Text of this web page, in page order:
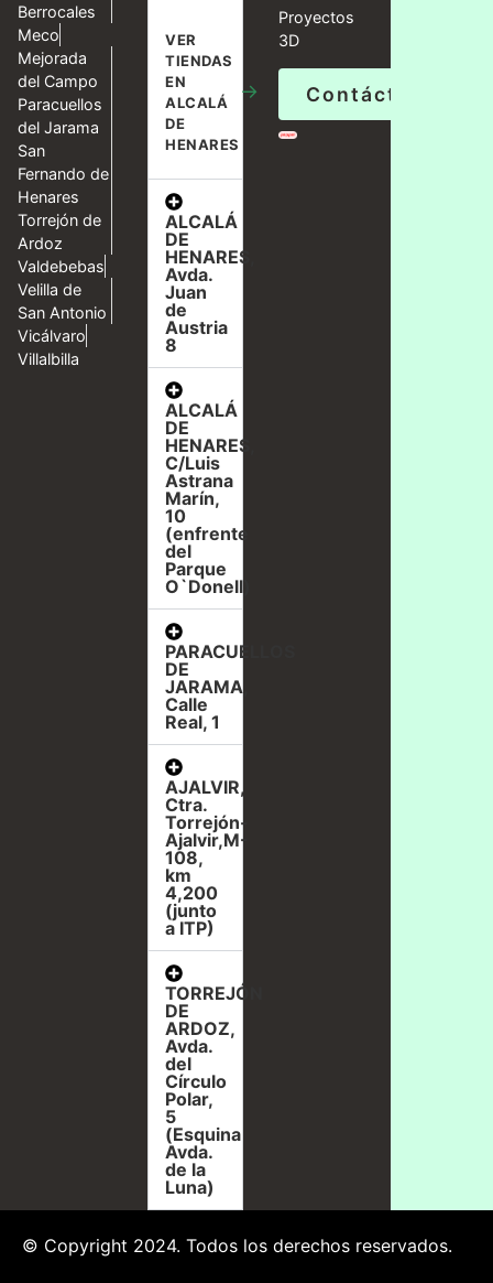
Berrocales
Meco
Mejorada
del Campo
Paracuellos
del Jarama
San
Fernando de
Henares
Torrejón de
Ardoz
Valdebebas
Velilla de
San Antonio
Vicálvaro
Villalbilla
VER
TIENDAS
EN
ALCALÁ
DE
HENARES
→
ALCALÁ
DE
HENARES,
Avda.
Juan
de
Austria
8
ALCALÁ
DE
HENARES,
C/Luis
Astrana
Marín,
10
(enfrente
del
Parque
O`Donell)
PARACUELLOS
DE
JARAMA,
Calle
Real, 1
AJALVIR,
Ctra.
Torrejón-
Ajalvir,M-
108,
km
4,200
(junto
a ITP)
TORREJÓN
DE
ARDOZ,
Avda.
del
Círculo
Polar,
5
(Esquina
Avda.
de la
Luna)
Proyectos
3D
Contáctanos
© Copyright 2024. Todos los derechos reservados.